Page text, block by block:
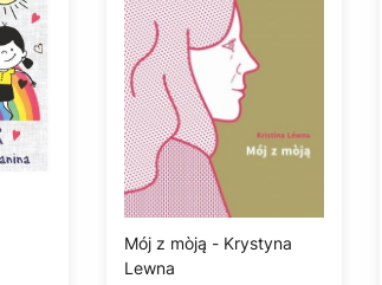
Mój z mòją - Krystyna
Lewna